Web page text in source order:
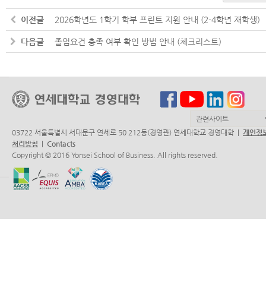
이전글 2026학년도 1학기 학부 프린트 지원 안내 (2-4학년 재학생)
다음글 졸업요건 충족 여부 확인 방법 안내 (체크리스트)
03722 서울특별시 서대문구 연세로 50 212동(경영관) 연세대학교 경영대학 | 개인정
처리방침
Contacts
Copyright © 2016 Yonsei School of Business. All rights reserved.